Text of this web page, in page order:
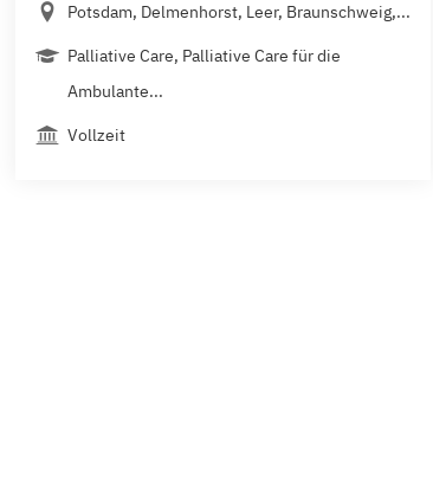
Potsdam, Delmenhorst, Leer, Braunschweig,...
Palliative Care, Palliative Care für die
Ambulante...
Vollzeit